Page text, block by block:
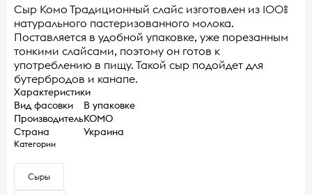
Сыр Комо Традиционный слайс изготовлен из 100%
натурального пастеризованного молока.
Поставляется в удобной упаковке, уже порезанным
тонкими слайсами, поэтому он готов к
употреблению в пищу. Такой сыр подойдет для
бутербродов и канапе.
Характеристики
Вид фасовки
В упаковке
ПроизводительКОМО
Страна
Украина
Категории
Сыры